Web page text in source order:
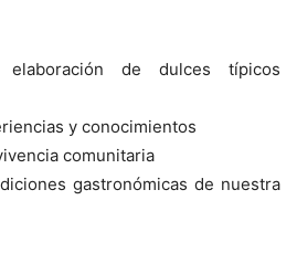
de dulces típicos
y conocimientos
comunitaria
gastronómicas de nuestra